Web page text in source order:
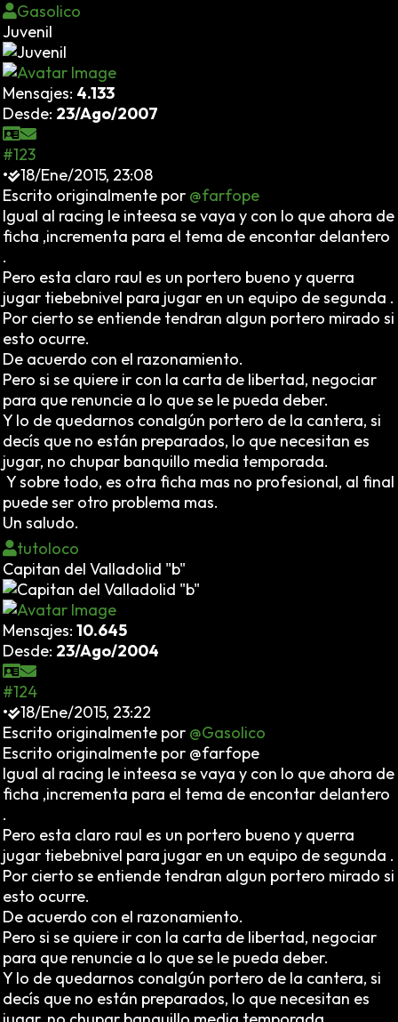
Gasolico
Juvenil
Mensajes: 4.133
Desde: 23/Ago/2007
#123
•
18/Ene/2015, 23:08
Escrito originalmente por @farfope
Igual al racing le inteesa se vaya y con lo que ahora de
ficha ,incrementa para el tema de encontar delantero
.
Pero esta claro raul es un portero bueno y querra
jugar tiebebnivel para jugar en un equipo de segunda .
Por cierto se entiende tendran algun portero mirado si
esto ocurre.
De acuerdo con el razonamiento.
Pero si se quiere ir con la carta de libertad, negociar
para que renuncie a lo que se le pueda deber.
Y lo de quedarnos conalgún portero de la cantera, si
decís que no están preparados, lo que necesitan es
jugar, no chupar banquillo media temporada.
Y sobre todo, es otra ficha mas no profesional, al final
puede ser otro problema mas.
Un saludo.
tutoloco
Capitan del Valladolid "b"
Mensajes: 10.645
Desde: 23/Ago/2004
#124
•
18/Ene/2015, 23:22
Escrito originalmente por @Gasolico
Escrito originalmente por @farfope
Igual al racing le inteesa se vaya y con lo que ahora de
ficha ,incrementa para el tema de encontar delantero
.
Pero esta claro raul es un portero bueno y querra
jugar tiebebnivel para jugar en un equipo de segunda .
Por cierto se entiende tendran algun portero mirado si
esto ocurre.
De acuerdo con el razonamiento.
Pero si se quiere ir con la carta de libertad, negociar
para que renuncie a lo que se le pueda deber.
Y lo de quedarnos conalgún portero de la cantera, si
decís que no están preparados, lo que necesitan es